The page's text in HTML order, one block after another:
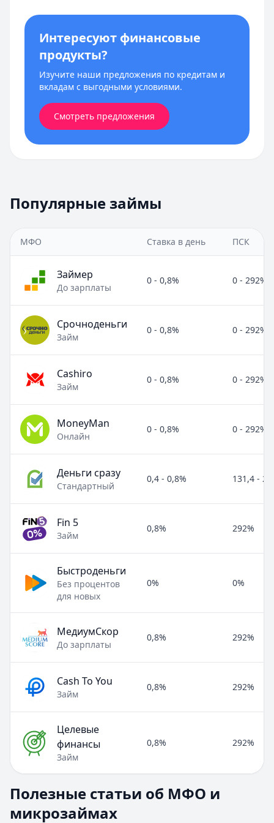
Интересуют финансовые
продукты?
Изучите наши предложения по кредитам и
вкладам с выгодными условиями.
Смотреть предложения
Популярные займы
МФО Ставка в день ПСК
Займер
До зарплаты
0 - 0,8% 0 - 292%
Срочноденьги
Займ
0 - 0,8% 0 - 292%
Cashiro
Займ
0 - 0,8% 0 - 292%
MoneyMan
Онлайн
0 - 0,8% 0 - 292%
Деньги сразу
Стандартный
0,4 - 0,8% 131,4 -
Fin 5
Займ
0,8% 292%
Быстроденьги
Без процентов
для новых
0% 0%
МедиумСкор
До зарплаты
0,8% 292%
Cash To You
Займ
0,8% 292%
Целевые
финансы
Займ
0,8% 292%
Раздел:МФО и микрозаймы. Всего статей: 8.
Займ под расписку
Полезные статьи об МФО и
микрозаймах